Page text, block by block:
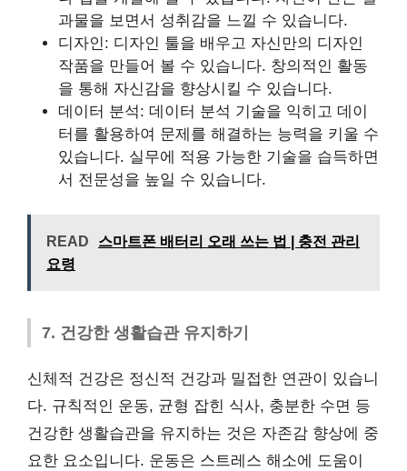
과물을 보면서 성취감을 느낄 수 있습니다.
디자인: 디자인 툴을 배우고 자신만의 디자인
작품을 만들어 볼 수 있습니다. 창의적인 활동
을 통해 자신감을 향상시킬 수 있습니다.
데이터 분석: 데이터 분석 기술을 익히고 데이
터를 활용하여 문제를 해결하는 능력을 키울 수
있습니다. 실무에 적용 가능한 기술을 습득하면
서 전문성을 높일 수 있습니다.
READ
스마트폰 배터리 오래 쓰는 법 | 충전 관리
요령
7. 건강한 생활습관 유지하기
신체적 건강은 정신적 건강과 밀접한 연관이 있습니
다. 규칙적인 운동, 균형 잡힌 식사, 충분한 수면 등
건강한 생활습관을 유지하는 것은 자존감 향상에 중
요한 요소입니다. 운동은 스트레스 해소에 도움이